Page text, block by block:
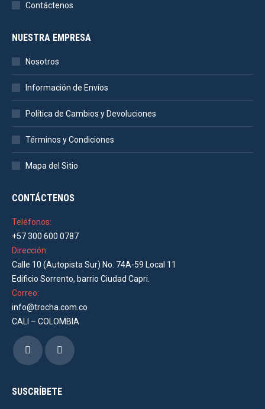
Contáctenos
NUESTRA EMPRESA
Nosotros
Información de Envíos
Política de Cambios y Devoluciones
Términos y Condiciones
Mapa del Sitio
CONTÁCTENOS
Teléfonos:
+57 300 600 0787
Dirección:
Calle 10 (Autopista Sur) No. 74A-59 Local 11
Edificio Sorrento, barrio Ciudad Capri.
Correo:
info@trocha.com.co
CALI – COLOMBIA
Encuéntranos en:
Facebook
opens
Instagram
opens
SUSCRÍBETE